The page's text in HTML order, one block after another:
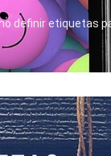
definir etiquetas